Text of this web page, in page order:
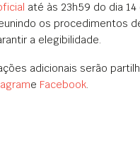
até às 23h59 do dia
os procedimentos
a elegibilidade.
adicionais serão
e Facebook.